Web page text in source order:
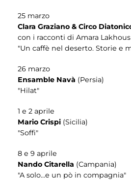
25 marzo
Clara Graziano & Circo
con i racconti di Amara Lakhous
"Un caffè nel deserto. Storie e
26 marzo
Ensamble Navà (Persia)
"Hilat"
1 e 2 aprile
Mario Crispi (Sicilia)
"Soffi"
8 e 9 aprile
Nando Citarella (Campania)
"A solo...e un pò in compagnia"